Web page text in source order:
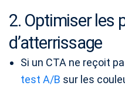
2. Optimiser les
d’atterrissage
Si un CTA ne reçoit
test A/B sur les